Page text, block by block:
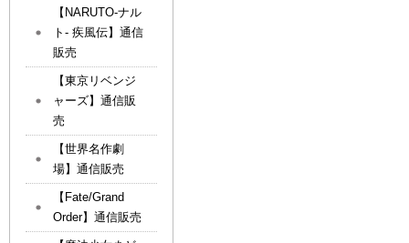
【NARUTO-ナル
ト- 疾風伝】通信
販売
【東京リベンジ
ャーズ】通信販
売
【世界名作劇
場】通信販売
【Fate/Grand
Order】通信販売